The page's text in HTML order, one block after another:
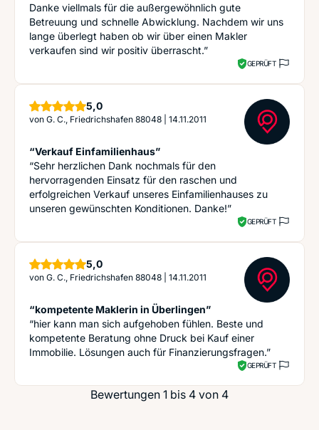
Danke viellmals für die außergewöhnlich gute
Betreuung und schnelle Abwicklung. Nachdem wir uns
lange überlegt haben ob wir über einen Makler
verkaufen sind wir positiv überrascht.”
GEPRÜFT
5,0Sterne
von G. C., Friedrichshafen 88048 14.11.2011
“Verkauf Einfamilienhaus”
“Sehr herzlichen Dank nochmals für den
hervorragenden Einsatz für den raschen und
erfolgreichen Verkauf unseres Einfamilienhauses zu
unseren gewünschten Konditionen. Danke!”
GEPRÜFT
5,0Sterne
von G. C., Friedrichshafen 88048 14.11.2011
“kompetente Maklerin in Überlingen”
“hier kann man sich aufgehoben fühlen. Beste und
kompetente Beratung ohne Druck bei Kauf einer
Immobilie. Lösungen auch für Finanzierungsfragen.”
GEPRÜFT
Bewertungen 1 bis 4 von 4